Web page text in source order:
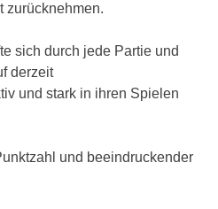
zurücknehmen.
sich durch jede Partie und
derzeit
und stark in ihren Spielen
und beeindruckender